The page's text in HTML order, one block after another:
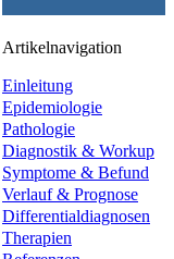
Artikelnavigation
Einleitung
Epidemiologie
Pathologie
Diagnostik & Workup
Symptome & Befund
Verlauf & Prognose
Differentialdiagnosen
Therapien